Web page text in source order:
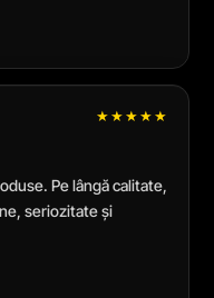
★★★★★
Pe lângă calitate,
seriozitate și